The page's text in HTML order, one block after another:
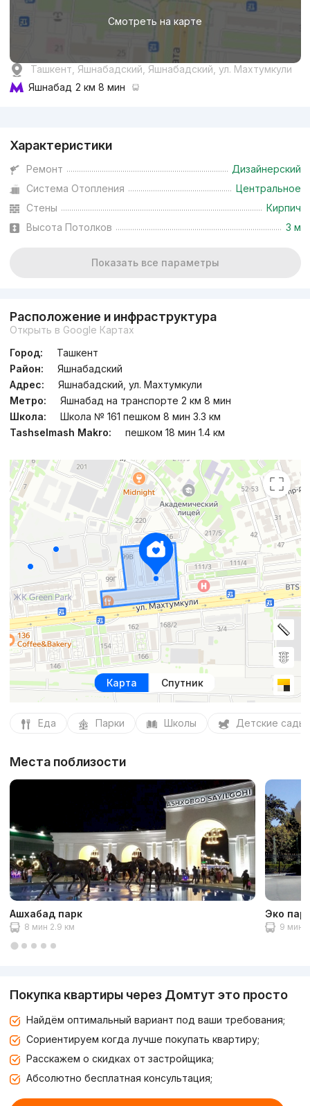
+998 (99) 840...
Комфорт
от16.8 млн
Сдан 2023
Смотреть на карте
Ташкент, Яшнабадский, Яшнабадский, ул. Махтумкули
Яшнабад 2 км 8 мин
Характеристики
Ремонт
Дизайнерский
Система Отопления
Центральное
Стены
Кирпич
Высота Потолков
3 м
Показать все параметры
Расположение и инфраструктура
Открыть в Google Картах
Город:
Ташкент
Район:
Яшнабадский
Адрес:
Яшнабадский, ул. Махтумкули
Метро:
Яшнабад на транспорте 2 км 8 мин
Школа:
Школа № 161 пешком 8 мин 3.3 км
Tashselmash Makro:
пешком 18 мин 1.4 км
Карта Спутник
Еда Парки Школы Детские сады
Места поблизости
Ашхабад парк
8 мин 2.9 км
Эко
9 мин
Покупка квартиры через Домтут это просто
Найдём оптимальный вариант под ваши требования;
Сориентируем когда лучше покупать квартиру;
Расскажем о скидках от застройщика;
Абсолютно бесплатная консультация;